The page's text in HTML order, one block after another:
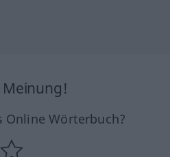
Meinung!
Wörterbuch?